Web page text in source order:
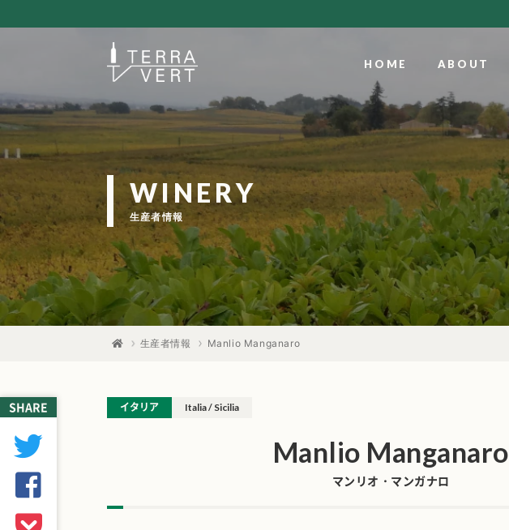
HOME ABOUT
WINERY
生産者情報
生産者情報 Manlio Manganaro
SHARE
Manlio Manganaro
マンリオ・マンガナロ
イタリア Italia / Sicilia